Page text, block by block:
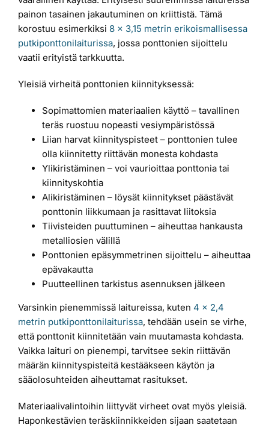
painon tasainen jakautuminen on kriittistä. Tämä
korostuu esimerkiksi 8 x 3,15 metrin erikoismallisessa
putkiponttonilaiturissa, jossa ponttonien sijoittelu
vaatii erityistä tarkkuutta.
Yleisiä virheitä ponttonien kiinnityksessä:
Sopimattomien materiaalien käyttö – tavallinen
teräs ruostuu nopeasti vesiympäristössä
Liian harvat kiinnityspisteet – ponttonien tulee
olla kiinnitetty riittävän monesta kohdasta
Ylikiristäminen – voi vaurioittaa ponttonia tai
kiinnityskohtia
Alikiristäminen – löysät kiinnitykset päästävät
ponttonin liikkumaan ja rasittavat liitoksia
Tiivisteiden puuttuminen – aiheuttaa hankausta
metalliosien välillä
Ponttonien epäsymmetrinen sijoittelu – aiheuttaa
epävakautta
Puutteellinen tarkistus asennuksen jälkeen
Varsinkin pienemmissä laitureissa, kuten 4 x 2,4
metrin putkiponttonilaiturissa, tehdään usein se virhe,
että ponttonit kiinnitetään vain muutamasta kohdasta.
Vaikka laituri on pienempi, tarvitsee sekin riittävän
määrän kiinnityspisteitä kestääkseen käytön ja
sääolosuhteiden aiheuttamat rasitukset.
Materiaalivalintoihin liittyvät virheet ovat myös yleisiä.
Haponkestävien teräskiinnikkeiden sijaan saatetaan